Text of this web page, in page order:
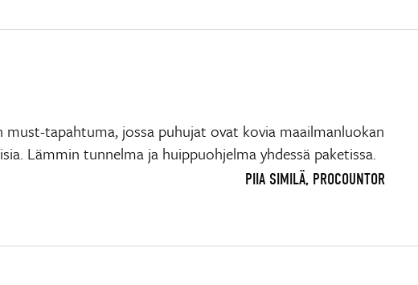
must-tapahtuma, jossa puhujat ovat kovia maailmanluokan
Lämmin tunnelma ja huippuohjelma yhdessä paketissa.
PIIA SIMILÄ, PROCOUNTOR